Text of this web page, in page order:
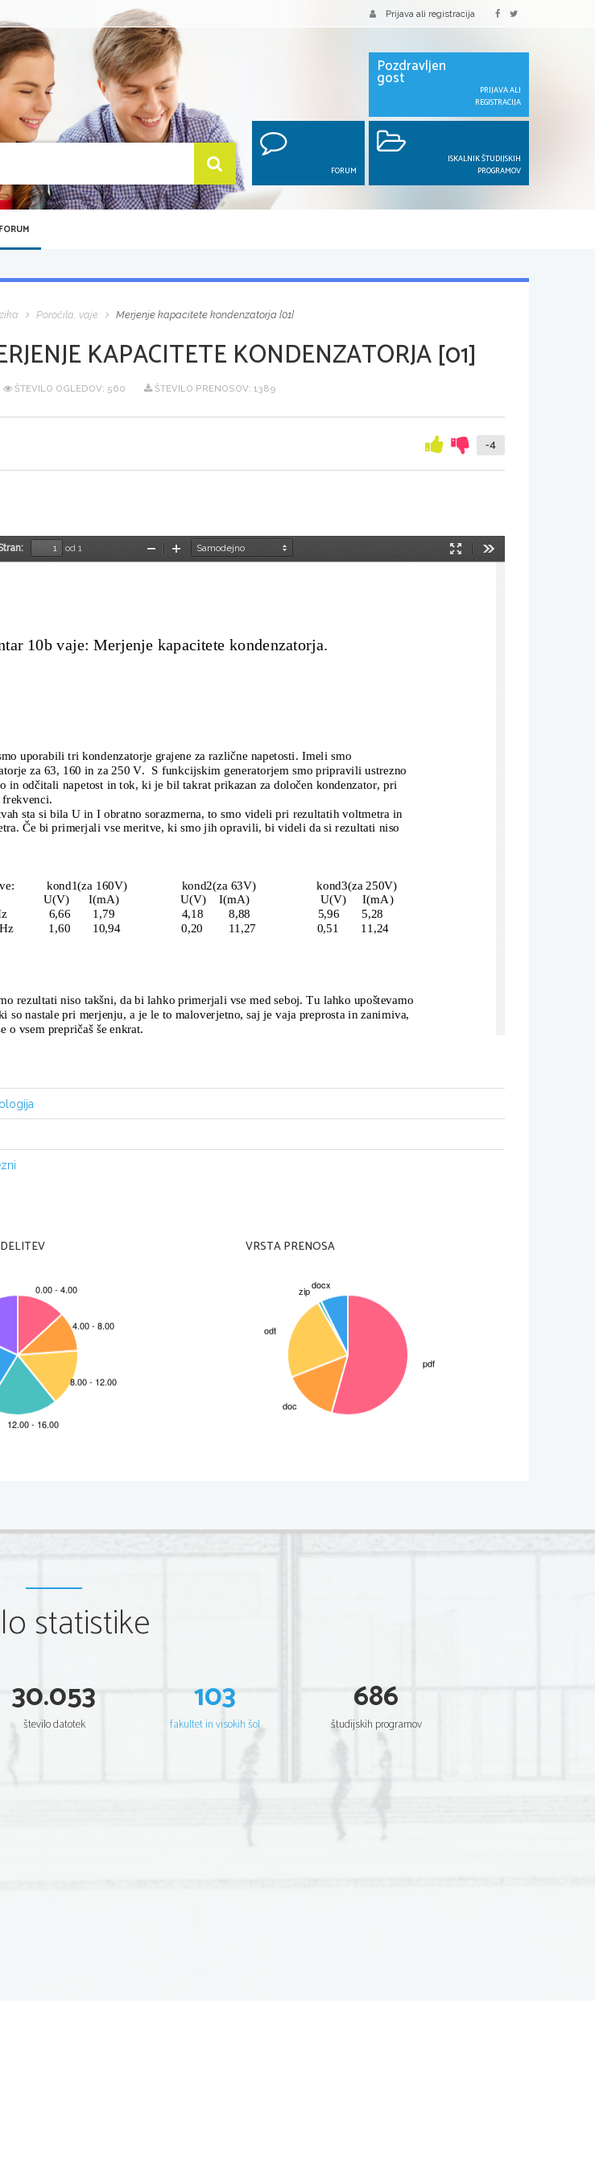
Prijava ali registracija
Pozdravljen
gost
PRIJAVA ALI
REGISTRACIJA
FORUM
ISKALNIK ŠTUDIJSKIH
PROGRAMOV
FORUM
Poročila, vaje Merjenje kapacitete kondenzatorja [01]
KAPACITETE KONDENZATORJA [01]
ŠTEVILO OGLEDOV: 560 ŠTEVILO PRENOSOV: 1389
prikaži meni -4
od 1
Način
PomanjšajPovečaj
10b vaje: Merjenje kapacitete kondenzatorja.
uporabili tri kondenzatorje grajene za različne napetosti. Imeli smo
za 63, 160 in za 250 V.  S funkcijskim generatorjem smo pripravili ustrezno
in odčitali napetost in tok, ki je bil takrat prikazan za določen kondenzator, pri
sta si bila U in I obratno sorazmerna, to smo videli pri rezultatih voltmetra in
Če bi primerjali vse meritve, ki smo jih opravili, bi videli da si rezultati niso
kond1(za 160V)                 kond2(za 63V)                   kond3(za 250V)
U(V)      I(mA)                   U(V)    I(mA)                      U(V)     I(mA)
6,66       1,79                     4,18        8,88                     5,96       5,28
1,60       10,94                   0,20        11,27                   0,51       11,24
rezultati niso takšni, da bi lahko primerjali vse med seboj. Tu lahko upoštevamo
so nastale pri merjenju, a je le to maloverjetno, saj je vaja preprosta in zanimiva,
o vsem prepričaš še enkrat.
C = I/
*C         U            ali               C = I/ 2*C f *C        U
vaji:
na količino frekvence.
VRSTA PRENOSA
statistike
30.053
število datotek
103
fakultet in visokih šol
686
študijskih programov